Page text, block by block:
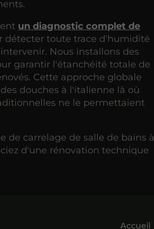
un diagnostic complet de
détecter toute trace d'humidité
Nous installons des
garantir l'étanchéité totale de
Cette approche globale
douches à l'italienne là où
ne le permettaient
de carrelage de salle de bains à
d'une rénovation technique
Accueil